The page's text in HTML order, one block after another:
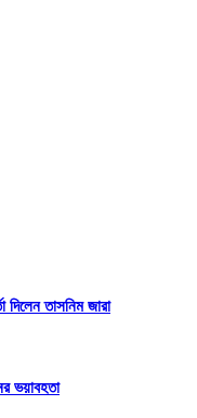
দিলেন তাসনিম জারা
ভয়াবহতা